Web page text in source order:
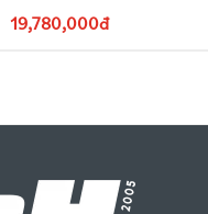
19,780,000đ